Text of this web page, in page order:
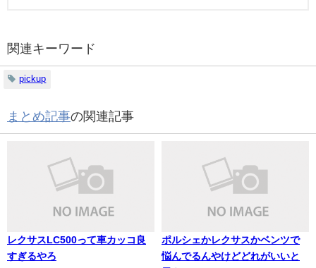
関連キーワード
pickup
まとめ記事の関連記事
レクサスLC500って車カッコ良
すぎるやろ
ポルシェかレクサスかベンツで
悩んでるんやけどどれがいいと